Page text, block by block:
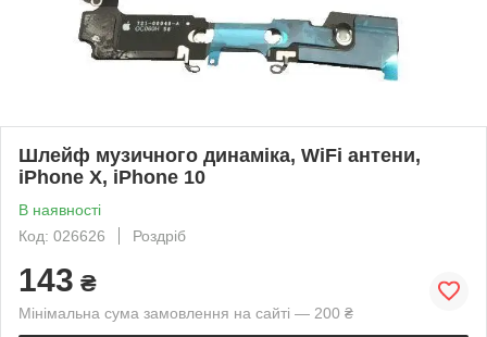
Шлейф музичного динаміка, WiFi антени,
iPhone X, iPhone 10
В наявності
Код: 026626
Роздріб
143 ₴
Мінімальна сума замовлення на сайті — 200 ₴